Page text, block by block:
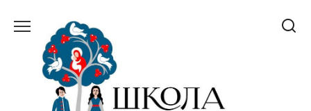
содержанию